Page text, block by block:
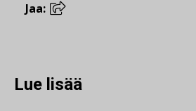
Jaa:
Lue lisää